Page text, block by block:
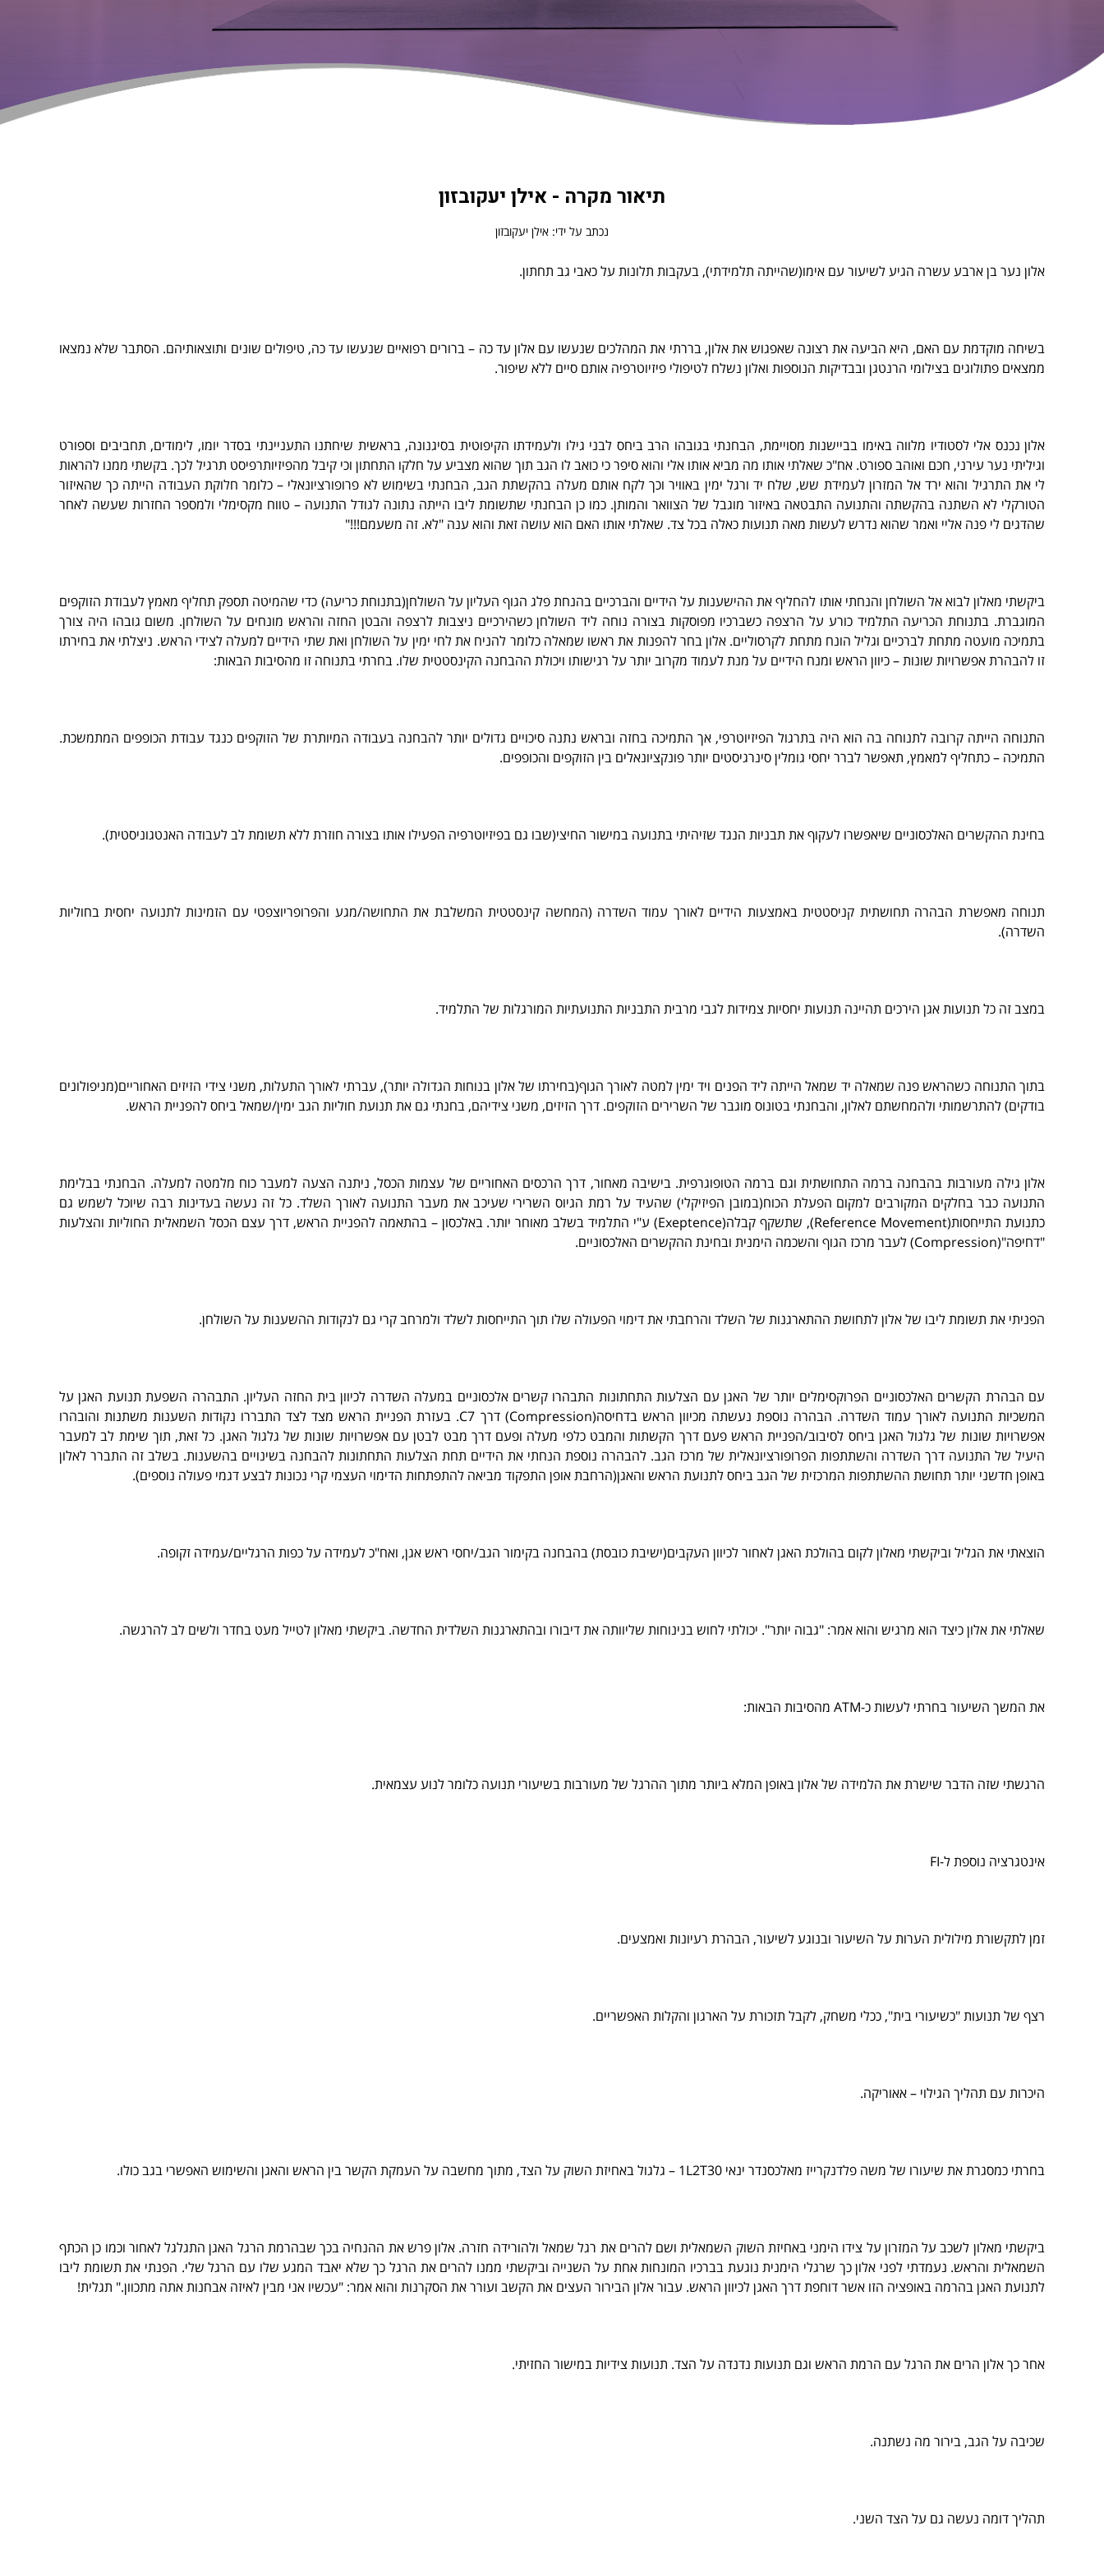
תיאור מקרה - אילן יעקובזון
נכתב על ידי: אילן יעקובזון
אלון נער בן ארבע עשרה הגיע לשיעור עם אימו(שהייתה תלמידתי), בעקבות תלונות על כאבי גב תחתון.
בשיחה מוקדמת עם האם, היא הביעה את רצונה שאפגוש את אלון, בררתי את המהלכים שנעשו עם אלון עד כה – ברורים רפואיים שנעשו עד כה, טיפולים שונים ותוצאותיהם. הסתבר שלא נמצאו
ממצאים פתולוגים בצילומי הרנטגן ובבדיקות הנוספות ואלון נשלח לטיפולי פיזיוטרפיה אותם סיים ללא שיפור.
אלון נכנס אלי לסטודיו מלווה באימו בביישנות מסויימת, הבחנתי בגובהו הרב ביחס לבני גילו ולעמידתו הקיפוטית בסיגנונה, בראשית שיחתנו התעניינתי בסדר יומו, לימודים, תחביבים וספורט
וגיליתי נער עירני, חכם ואוהב ספורט. אח"כ שאלתי אותו מה מביא אותו אלי והוא סיפר כי כואב לו הגב תוך שהוא מצביע על חלקו התחתון וכי קיבל מהפיזיותרפיסט תרגיל לכך. בקשתי ממנו להראות
לי את התרגיל והוא ירד אל המזרון לעמידת שש, שלח יד ורגל ימין באוויר וכך לקח אותם מעלה בהקשתת הגב, הבחנתי בשימוש לא פרופורציונאלי – כלומר חלוקת העבודה הייתה כך שהאיזור
הטורקלי לא השתנה בהקשתה והתנועה התבטאה באיזור מוגבל של הצוואר והמותן. כמו כן הבחנתי שתשומת ליבו הייתה נתונה לגודל התנועה – טווח מקסימלי ולמספר החזרות שעשה לאחר
שהדגים לי פנה אליי ואמר שהוא נדרש לעשות מאה תנועות כאלה בכל צד. שאלתי אותו האם הוא עושה זאת והוא ענה "לא. זה משעמם!!!"
ביקשתי מאלון לבוא אל השולחן והנחתי אותו להחליף את ההישענות על הידיים והברכיים בהנחת פלג הגוף העליון על השולחן(בתנוחת כריעה) כדי שהמיטה תספק תחליף מאמץ לעבודת הזוקפים
המוגברת. בתנוחת הכריעה התלמיד כורע על הרצפה כשברכיו מפוסקות בצורה נוחה ליד השולחן כשהירכיים ניצבות לרצפה והבטן החזה והראש מונחים על השולחן. משום גובהו היה צורך
בתמיכה מועטה מתחת לברכיים וגליל הונח מתחת לקרסוליים. אלון בחר להפנות את ראשו שמאלה כלומר להניח את לחי ימין על השולחן ואת שתי הידיים למעלה לצידי הראש. ניצלתי את בחירתו
זו להבהרת אפשרויות שונות – כיוון הראש ומנח הידיים על מנת לעמוד מקרוב יותר על רגישותו ויכולת ההבחנה הקינסטטית שלו. בחרתי בתנוחה זו מהסיבות הבאות:
התנוחה הייתה קרובה לתנוחה בה הוא היה בתרגול הפיזיוטרפי, אך התמיכה בחזה ובראש נתנה סיכויים גדולים יותר להבחנה בעבודה המיותרת של הזוקפים כנגד עבודת הכופפים המתמשכת.
התמיכה – כתחליף למאמץ, תאפשר לברר יחסי גומלין סינרגיסטים יותר פונקציונאלים בין הזוקפים והכופפים.
בחינת ההקשרים האלכסוניים שיאפשרו לעקוף את תבניות הנגד שזיהיתי בתנועה במישור החיצי(שבו גם בפיזיוטרפיה הפעילו אותו בצורה חוזרת ללא תשומת לב לעבודה האנטגוניסטית).
תנוחה מאפשרת הבהרה תחושתית קניסטטית באמצעות הידיים לאורך עמוד השדרה (המחשה קינסטטית המשלבת את התחושה/מגע והפרופריוצפטי עם הזמינות לתנועה יחסית בחוליות
השדרה).
במצב זה כל תנועות אגן הירכים תהיינה תנועות יחסיות צמידות לגבי מרבית התבניות התנועתיות המורגלות של התלמיד.
בתוך התנוחה כשהראש פנה שמאלה יד שמאל הייתה ליד הפנים ויד ימין למטה לאורך הגוף(בחירתו של אלון בנוחות הגדולה יותר), עברתי לאורך התעלות, משני צידי הזיזים האחוריים(מניפולונים
בודקים) להתרשמותי ולהמחשתם לאלון, והבחנתי בטונוס מוגבר של השרירים הזוקפים. דרך הזיזים, משני צידיהם, בחנתי גם את תנועת חוליות הגב ימין/שמאל ביחס להפניית הראש.
אלון גילה מעורבות בהבחנה ברמה התחושתית וגם ברמה הטופוגרפית. בישיבה מאחור, דרך הרכסים האחוריים של עצמות הכסל, ניתנה הצעה למעבר כוח מלמטה למעלה. הבחנתי בבלימת
התנועה כבר בחלקים המקורבים למקום הפעלת הכוח(במובן הפיזיקלי) שהעיד על רמת הגיוס השרירי שעיכב את מעבר התנועה לאורך השלד. כל זה נעשה בעדינות רבה שיוכל לשמש גם
כתנועת התייחסות(Reference Movement), שתשקף קבלה(Exeptence) ע"י התלמיד בשלב מאוחר יותר. באלכסון – בהתאמה להפניית הראש, דרך עצם הכסל השמאלית החוליות והצלעות
"דחיפה"(Compression) לעבר מרכז הגוף והשכמה הימנית ובחינת ההקשרים האלכסוניים.
הפניתי את תשומת ליבו של אלון לתחושת ההתארגנות של השלד והרחבתי את דימוי הפעולה שלו תוך התייחסות לשלד ולמרחב קרי גם לנקודות ההשענות על השולחן.
עם הבהרת הקשרים האלכסוניים הפרוקסימלים יותר של האגן עם הצלעות התחתונות התבהרו קשרים אלכסוניים במעלה השדרה לכיוון בית החזה העליון. התבהרה השפעת תנועת האגן על
המשכיות התנועה לאורך עמוד השדרה. הבהרה נוספת נעשתה מכיוון הראש בדחיסה(Compression) דרך C7. בעזרת הפניית הראש מצד לצד התבררו נקודות השענות משתנות והובהרו
אפשרויות שונות של גלגול האגן ביחס לסיבוב/הפניית הראש פעם דרך הקשתות והמבט כלפי מעלה ופעם דרך מבט לבטן עם אפשרויות שונות של גלגול האגן. כל זאת, תוך שימת לב למעבר
היעיל של התנועה דרך השדרה והשתתפות הפרופורציונאלית של מרכז הגב. להבהרה נוספת הנחתי את הידיים תחת הצלעות התחתונות להבחנה בשינויים בהשענות. בשלב זה התברר לאלון
באופן חדשני יותר תחושת ההשתתפות המרכזית של הגב ביחס לתנועת הראש והאגן(הרחבת אופן התפקוד מביאה להתפתחות הדימוי העצמי קרי נכונות לבצע דגמי פעולה נוספים).
הוצאתי את הגליל וביקשתי מאלון לקום בהולכת האגן לאחור לכיוון העקבים(ישיבת כובסת) בהבחנה בקימור הגב/יחסי ראש אגן, ואח"כ לעמידה על כפות הרגליים/עמידה זקופה.
שאלתי את אלון כיצד הוא מרגיש והוא אמר: "גבוה יותר". יכולתי לחוש בנינוחות שליוותה את דיבורו ובהתארגנות השלדית החדשה. ביקשתי מאלון לטייל מעט בחדר ולשים לב להרגשה.
את המשך השיעור בחרתי לעשות כ-ATM מהסיבות הבאות:
הרגשתי שזה הדבר שישרת את הלמידה של אלון באופן המלא ביותר מתוך ההרגל של מעורבות בשיעורי תנועה כלומר לנוע עצמאית.
אינטגרציה נוספת ל-FI
זמן לתקשורת מילולית הערות על השיעור ובנוגע לשיעור, הבהרת רעיונות ואמצעים.
רצף של תנועות "כשיעורי בית", ככלי משחק, לקבל תזכורת על הארגון והקלות האפשריים.
היכרות עם תהליך הגילוי – אאוריקה.
בחרתי כמסגרת את שיעורו של משה פלדנקרייז מאלכסנדר ינאי 1L2T30 – גלגול באחיזת השוק על הצד, מתוך מחשבה על העמקת הקשר בין הראש והאגן והשימוש האפשרי בגב כולו.
ביקשתי מאלון לשכב על המזרון על צידו הימני באחיזת השוק השמאלית ושם להרים את רגל שמאל ולהורידה חזרה. אלון פרש את ההנחיה בכך שבהרמת הרגל האגן התגלגל לאחור וכמו כן הכתף
השמאלית והראש. נעמדתי לפני אלון כך שרגלי הימנית נוגעת בברכיו המונחות אחת על השנייה וביקשתי ממנו להרים את הרגל כך שלא יאבד המגע שלו עם הרגל שלי. הפנתי את תשומת ליבו
לתנועת האגן בהרמה באופציה הזו אשר דוחפת דרך האגן לכיוון הראש. עבור אלון הבירור העצים את הקשב ועורר את הסקרנות והוא אמר: "עכשיו אני מבין לאיזה אבחנות אתה מתכוון." תגלית!
אחר כך אלון הרים את הרגל עם הרמת הראש וגם תנועות נדנדה על הצד. תנועות צידיות במישור החזיתי.
שכיבה על הגב, בירור מה נשתנה.
תהליך דומה נעשה גם על הצד השני.